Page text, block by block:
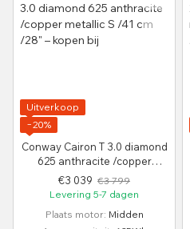
Uitverkoop
−20%
Conway Cairon T 3.0 diamond
625 anthracite /copper
metallic S /41 cm /28"
€3 039 €3 799
Levering 5-7 dagen
Plaats motor Midden